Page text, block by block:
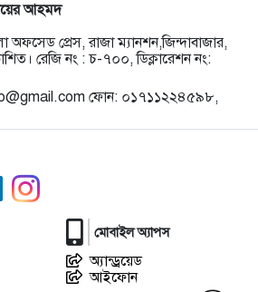
রায় ও জুলাই সনদ বাস্তবায়নের
সমাবেশ ও গণমিছিল
বোতল ভারতীয় ইস্কাফ কফ সিরাপ
দিবস উপলক্ষে জকিগঞ্জে আলোচনা
ও টেকসই কৃষি নিশ্চিতে জৈবিক উপাদান
অংশগ্রহণ বিষয়ক মতবিনিময় সভা
আহমদ
অফসেড প্রেস, রাজা ম্যানশন,জিন্দাবাজার,
রেজি নং : চ-৭০০, ডিক্লারেশন নং:
ফোন: ০১৭১১২২৪৫৯৮,
মোবাইল অ্যাপস
অ্যান্ড্রয়েড
আইফোন